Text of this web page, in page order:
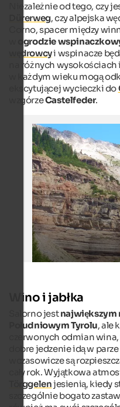
GEOPARC
GEOPARC
GEOPARC Bletterbach
Niezależnie od tego, czy
Dürerweg, czy alpejska
Corno, spacer między
ogrodzie
wędrowcyi wspinacze
na różnych
w każdym wieku mogą
ekscytującej wycieczki do
wzgórzeCastelfeder.
Wino i jabłka
Salorno jestnajwiększym
Południowym Tyrolu, ale
czerwonych odmian
dobre jedzenie idą w
wczasowicze są
cały rok. Wyjątkowa
Törggelenjesienią, kiedy
szczególnie bogato